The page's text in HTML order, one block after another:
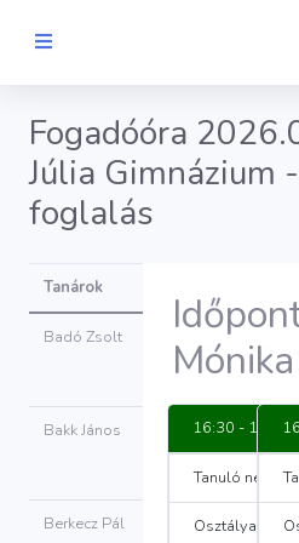
Fogadóóra
Júlia Gimnázium
foglalás
Tanárok
Badó Zsolt
Időpont
foglalás
Bakk János
Időpont
foglalás
Berkecz Pál
Időpont
Mónika
16:30 - 16:40
Tanuló neve:
Osztálya: